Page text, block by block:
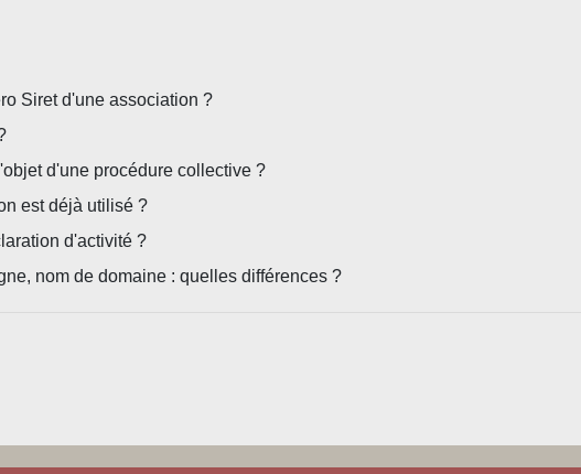
Siret d'une association ?
d'une procédure collective ?
est déjà utilisé ?
d'activité ?
nom de domaine : quelles différences ?